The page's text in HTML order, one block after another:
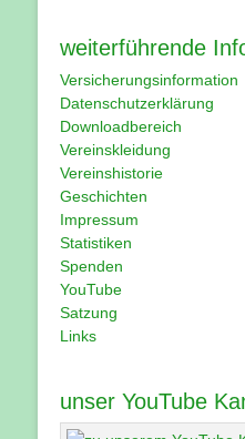
weiterführende
Versicherungsinformation
Datenschutzerklärung
Downloadbereich
Vereinskleidung
Vereinshistorie
Geschichten
Impressum
Statistiken
Spenden
YouTube
Satzung
Links
unser YouTube